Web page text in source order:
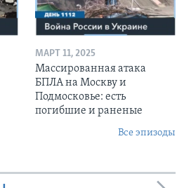
МАРТ 11, 2025
Массированная атака
БПЛА на Москву и
Подмосковье: есть
погибшие и раненые
Все эпизоды